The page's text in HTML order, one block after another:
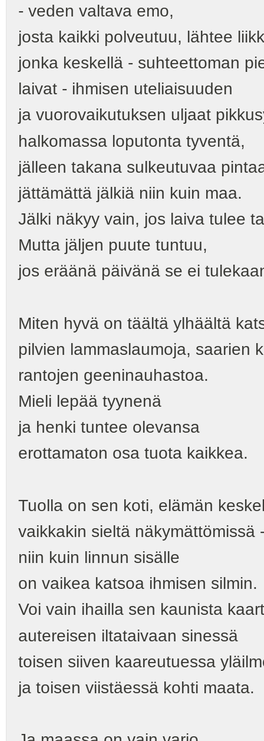
- veden valtava emo,
josta kaikki polveutuu, lähtee
jonka keskellä - suhteettoman
laivat - ihmisen uteliaisuuden
ja vuorovaikutuksen uljaat
halkomassa loputonta tyventä,
jälleen takana sulkeutuvaa
jättämättä jälkiä niin kuin maa.
Jälki näkyy vain, jos laiva tulee
Mutta jäljen puute tuntuu,
jos eräänä päivänä se ei
Miten hyvä on täältä ylhäältä
pilvien lammaslaumoja, saarien
rantojen geeninauhastoa.
Mieli lepää tyynenä
ja henki tuntee olevansa
erottamaton osa tuota kaikkea.
Tuolla on sen koti, elämän
vaikkakin sieltä näkymättömissä
niin kuin linnun sisälle
on vaikea katsoa ihmisen silmin.
Voi vain ihailla sen kaunista
autereisen iltataivaan sinessä
toisen siiven kaareutuessa
ja toisen viistäessä kohti maata.